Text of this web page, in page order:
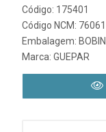
Código: 175401
Código NCM:
Embalagem:
Marca: GUEPAR